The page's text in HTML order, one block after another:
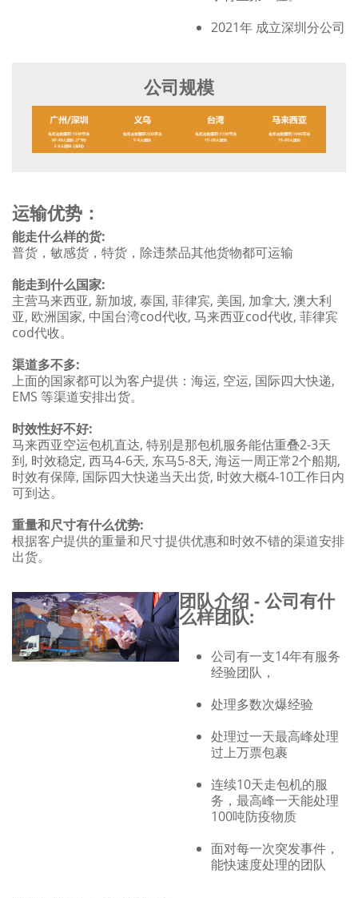
2021年 成立深圳分公司
公司规模
运输优势：
能走什么样的货:
普货，敏感货，特货，除违禁品其他货物都可运输
能走到什么国家:
主营马来西亚, 新加坡, 泰国, 菲律宾, 美国, 加拿大, 澳大利
亚, 欧洲国家, 中国台湾cod代收, 马来西亚cod代收, 菲律宾
cod代收。
渠道多不多:
上面的国家都可以为客户提供：海运, 空运, 国际四大快递,
EMS 等渠道安排出货。
时效性好不好:
马来西亚空运包机直达, 特别是那包机服务能估重叠2-3天
到, 时效稳定, 西马4-6天, 东马5-8天, 海运一周正常2个船期,
时效有保障, 国际四大快递当天出货, 时效大概4-10工作日内
可到达。
重量和尺寸有什么优势:
根据客户提供的重量和尺寸提供优惠和时效不错的渠道安排
出货。
团队介绍 - 公司有什
么样团队:
公司有一支14年有服务
经验团队，
处理多数次爆经验
处理过一天最高峰处理
过上万票包裹
连续10天走包机的服
务，最高峰一天能处理
100吨防疫物质
面对每一次突发事件，
能快速度处理的团队